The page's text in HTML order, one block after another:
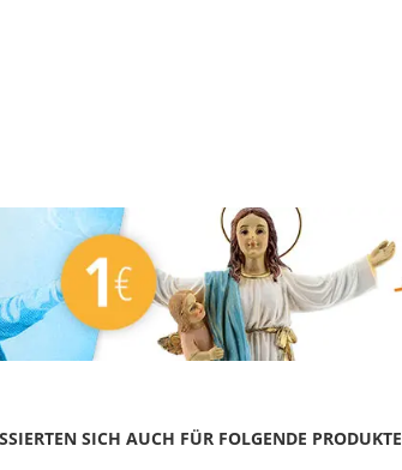
SICH AUCH FÜR FOLGENDE PRODUKTE